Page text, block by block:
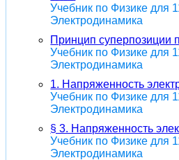
Учебник по Физике для
Электродинамика
Принцип суперпозиции
Учебник по Физике для
Электродинамика
1. Напряженность
Учебник по Физике для
Электродинамика
§ 3. Напряженность
Учебник по Физике для
Электродинамика